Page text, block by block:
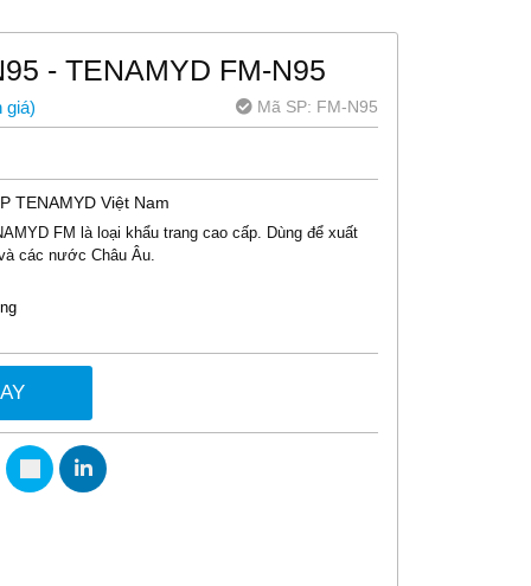
- TENAMYD FM-N95
giá) Mã SP: FM-N95
TENAMYD Việt Nam
FM là loại khẩu trang cao cấp. Dùng để xuất
các nước Châu Âu.